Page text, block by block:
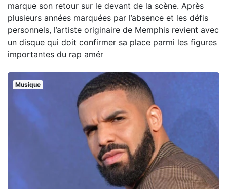
marque son retour sur le devant de la scène. Après
plusieurs années marquées par l’absence et les défis
personnels, l’artiste originaire de Memphis revient avec
un disque qui doit confirmer sa place parmi les figures
importantes du rap amér
Musique